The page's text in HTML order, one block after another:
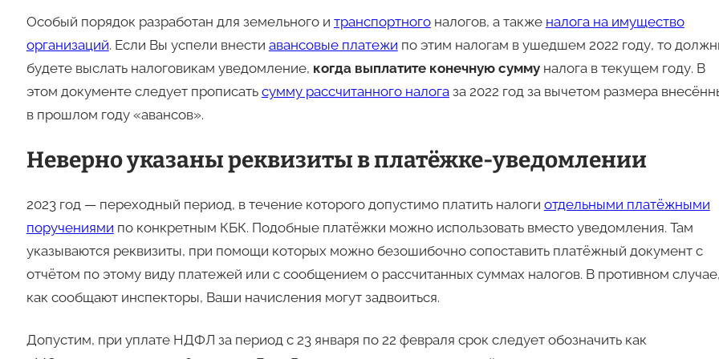
Особый порядок разработан для земельного и транспортногоналогов, а также налога на имущество
организаций. Если Вы успели внести авансовые платежи по этим налогам в ушедшем 2022 году, то
будете выслать налоговикам уведомление, когда выплатите конечную сумму налога в текущем году. В
этом документе следует прописать сумму рассчитанного налога за 2022 год за вычетом размера
в прошлом году «авансов».
Неверно указаны реквизиты в платёжке-уведомлении
2023 год — переходный период, в течение которого допустимо платить налоги отдельными платёжными
поручениями по конкретным КБК. Подобные платёжки можно использовать вместо уведомления. Там
указываются реквизиты, при помощи которых можно безошибочно сопоставить платёжный документ с
отчётом по этому виду платежей или с сообщением о рассчитанных суммах налогов. В противном случае,
как сообщают инспекторы, Ваши начисления могут задвоиться.
Допустим, при уплате НДФЛ за период с 23 января по 22 февраля срок следует обозначить как